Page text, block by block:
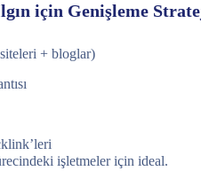
için Genişleme
+ bloglar)
işletmeler için ideal.